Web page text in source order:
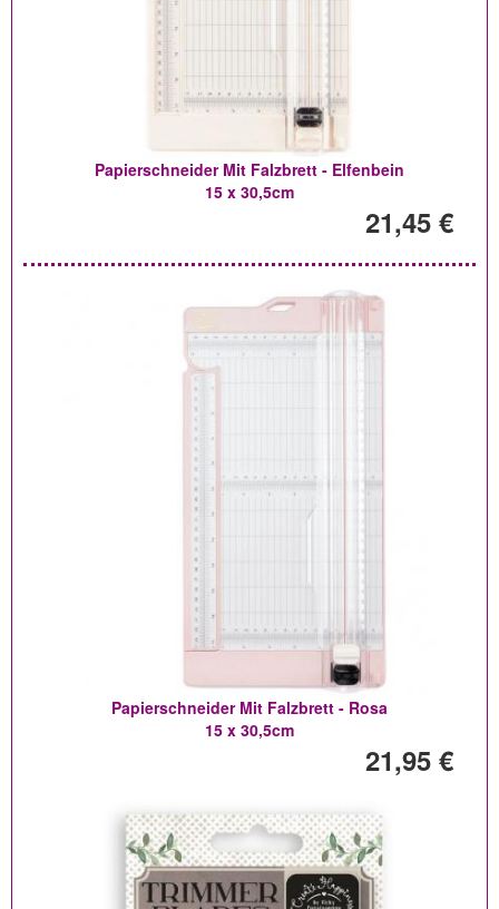
Papierschneider Mit Falzbrett - Elfenbein
15 x 30,5cm
21,45 €
Papierschneider Mit Falzbrett - Rosa
15 x 30,5cm
21,95 €